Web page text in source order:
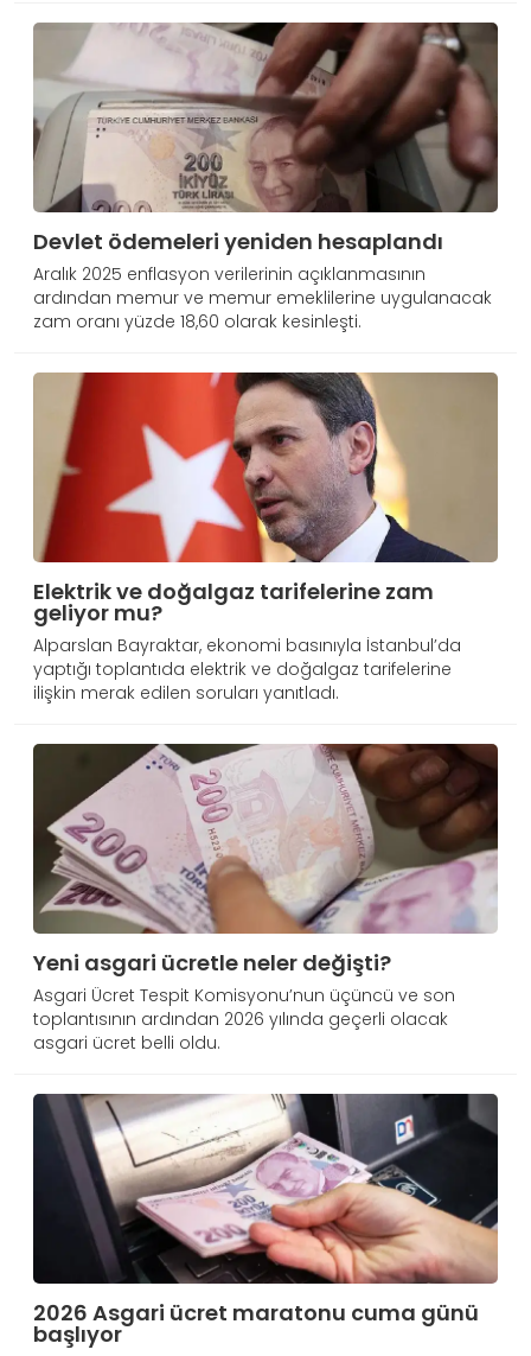
Devlet ödemeleri yeniden hesaplandı
Aralık 2025 enflasyon verilerinin açıklanmasının
ardından memur ve memur emeklilerine uygulanacak
zam oranı yüzde 18,60 olarak kesinleşti.
Elektrik ve doğalgaz tarifelerine zam
geliyor mu?
Alparslan Bayraktar, ekonomi basınıyla İstanbul’da
yaptığı toplantıda elektrik ve doğalgaz tarifelerine
ilişkin merak edilen soruları yanıtladı.
Yeni asgari ücretle neler değişti?
Asgari Ücret Tespit Komisyonu’nun üçüncü ve son
toplantısının ardından 2026 yılında geçerli olacak
asgari ücret belli oldu.
2026 Asgari ücret maratonu cuma günü
başlıyor